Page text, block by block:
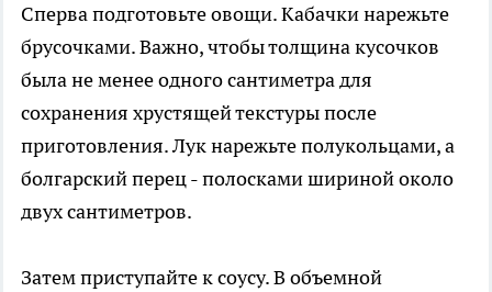
Сперва подготовьте овощи. Кабачки нарежьте
брусочками. Важно, чтобы толщина кусочков
была не менее одного сантиметра для
сохранения хрустящей текстуры после
приготовления. Лук нарежьте полукольцами, а
болгарский перец - полосками шириной около
двух сантиметров.
Затем приступайте к соусу. В объемной